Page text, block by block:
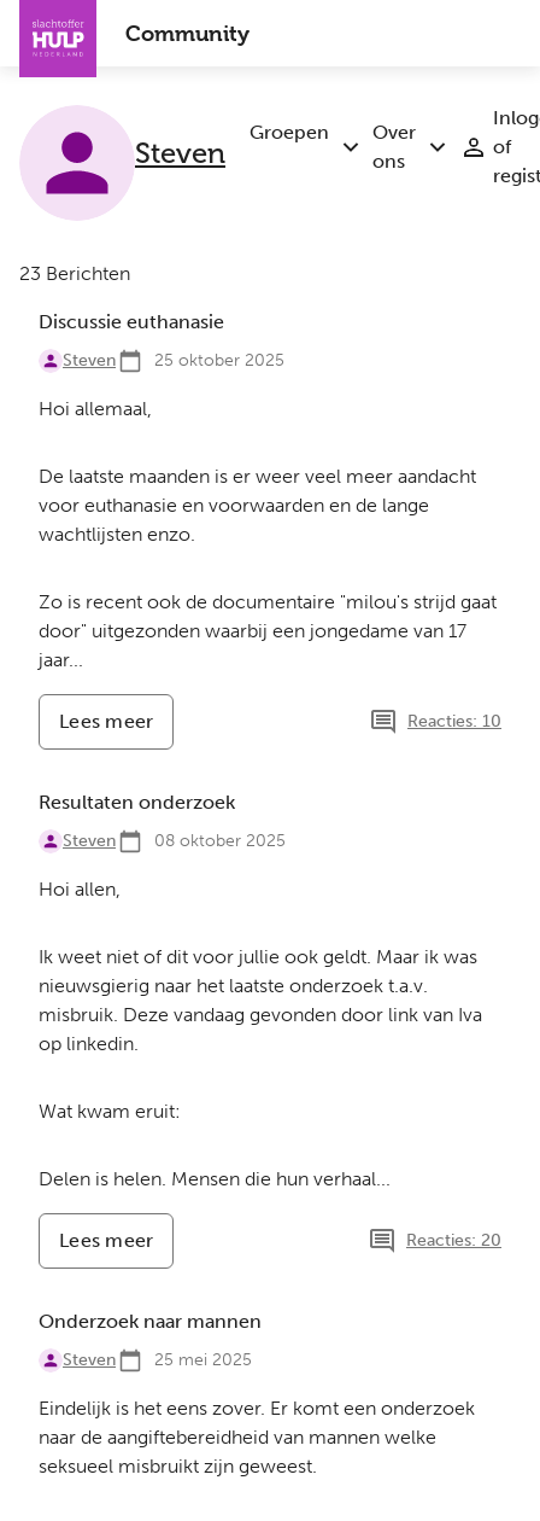
Overslaan
naar
inhoud
gaan
Community
Groepen
Submenu
Over
ons
Submenu
of
Steven
23 Berichten
Discussie euthanasie
Steven 25 oktober 2025
Hoi allemaal,
De laatste maanden is er weer veel meer aandacht
voor euthanasie en voorwaarden en de lange
wachtlijsten enzo.
Zo is recent ook de documentaire "milou's strijd gaat
door" uitgezonden waarbij een jongedame van 17
jaar...
Lees meer
Discussie
Reacties: 10
Resultaten onderzoek
Steven 08 oktober 2025
Hoi allen,
Ik weet niet of dit voor jullie ook geldt. Maar ik was
nieuwsgierig naar het laatste onderzoek t.a.v.
misbruik. Deze vandaag gevonden door link van Iva
op linkedin.
Wat kwam eruit:
Delen is helen. Mensen die hun verhaal...
Lees meer
Resultaten
Reacties: 20
Onderzoek naar mannen
Steven 25 mei 2025
Eindelijk is het eens zover. Er komt een onderzoek
naar de aangiftebereidheid van mannen welke
seksueel misbruikt zijn geweest.